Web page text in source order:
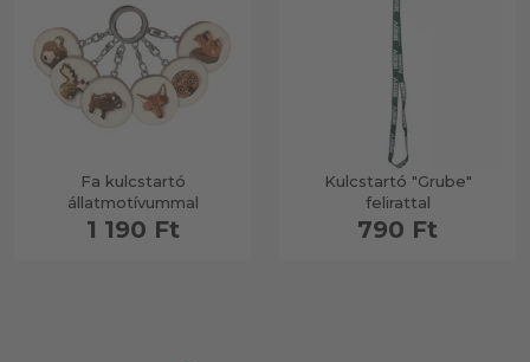
Fa kulcstartó
állatmotívummal
1 190 Ft
Kulcstartó "Grube"
felirattal
790 Ft